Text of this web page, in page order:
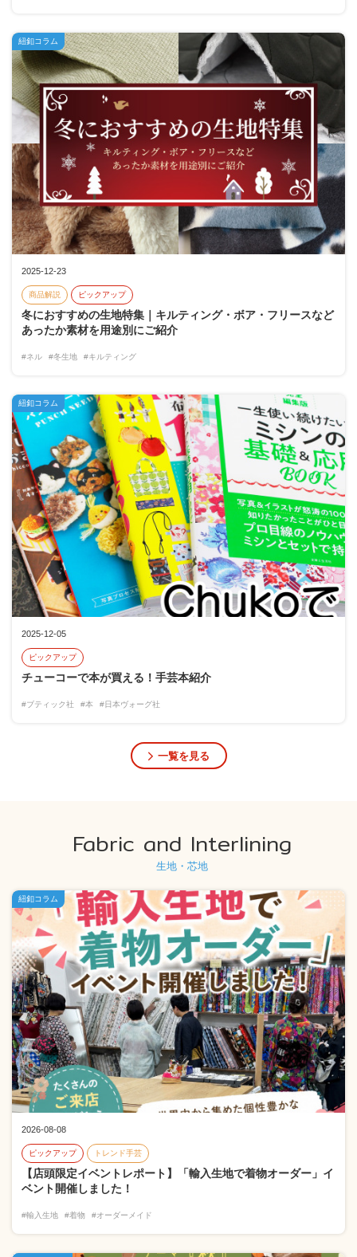
2025-12-23
商品解説 ピックアップ
冬におすすめの生地特集｜キルティング・ボア・フリースなど
あったか素材を用途別にご紹介
#ネル #冬生地 #キルティング
紐釦コラム
2025-12-05
ピックアップ
チューコーで本が買える！手芸本紹介
#ブティック社 #本 #日本ヴォーグ社
紐釦コラム
一覧を見る
Fabric and Interlining
生地・芯地
2026-08-08
ピックアップ トレンド手芸
【店頭限定イベントレポート】「輸入生地で着物オーダー」イ
ベント開催しました！
#輸入生地 #着物 #オーダーメイド
紐釦コラム